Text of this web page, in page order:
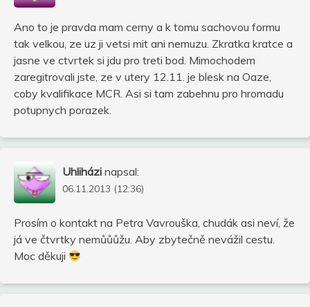
Ano to je pravda mam cerny a k tomu sachovou formu
tak velkou, ze uz ji vetsi mit ani nemuzu. Zkratka kratce a
jasne ve ctvrtek si jdu pro treti bod. Mimochodem
zaregitrovali jste, ze v utery 12.11. je blesk na Oaze,
coby kvalifikace MCR. Asi si tam zabehnu pro hromadu
potupnych porazek.
Uhliházi napsal:
06.11.2013 (12:36)
Prosím o kontakt na Petra Vavrouška, chudák asi neví, že
já ve čtvrtky nemůůůžu. Aby zbytečně nevážil cestu.
Moc děkuji